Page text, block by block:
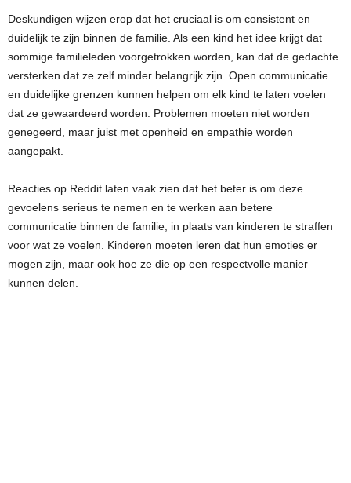
Deskundigen wijzen erop dat het cruciaal is om consistent en
duidelijk te zijn binnen de familie. Als een kind het idee krijgt dat
sommige familieleden voorgetrokken worden, kan dat de gedachte
versterken dat ze zelf minder belangrijk zijn. Open communicatie
en duidelijke grenzen kunnen helpen om elk kind te laten voelen
dat ze gewaardeerd worden. Problemen moeten niet worden
genegeerd, maar juist met openheid en empathie worden
aangepakt.
Reacties op Reddit laten vaak zien dat het beter is om deze
gevoelens serieus te nemen en te werken aan betere
communicatie binnen de familie, in plaats van kinderen te straffen
voor wat ze voelen. Kinderen moeten leren dat hun emoties er
mogen zijn, maar ook hoe ze die op een respectvolle manier
kunnen delen.